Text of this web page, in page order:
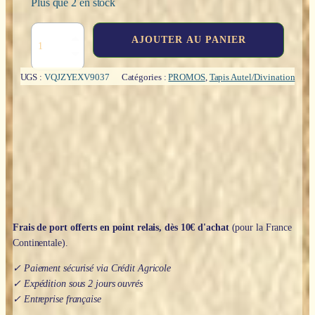
était :
29,90€.
est :
14,95€.
Plus que 2 en stock
Ouija
:
AJOUTER AU PANIER
UGS : VQJZYEXV9037 Catégories :PROMOS, Tapis Autel/Divination
Frais de port offerts en point relais, dès 10€ d'achat(pour la France
Continentale).
✓ Paiement sécurisé via Crédit Agricole
✓ Expédition sous 2 jours ouvrés
✓ Entreprise française